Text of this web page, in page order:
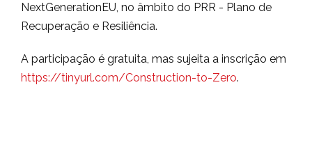
NextGenerationEU, no âmbito do PRR - Plano de
Recuperação e Resiliência.
A participação é gratuita, mas sujeita a inscrição em
https://tinyurl.com/Construction-to-Zero.